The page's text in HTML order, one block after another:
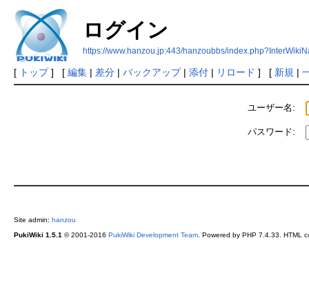
ログイン
https://www.hanzou.jp:443/hanzoubbs/
[ トップ] [ 編集| 差分| バックアップ| 添付| リロード ] [ 新規 |
ユーザー名:
パスワード:
Site admin: hanzou
PukiWiki 1.5.1 © 2001-2016 PukiWiki Development Team. Powered by PHP 7.4.33. HTML